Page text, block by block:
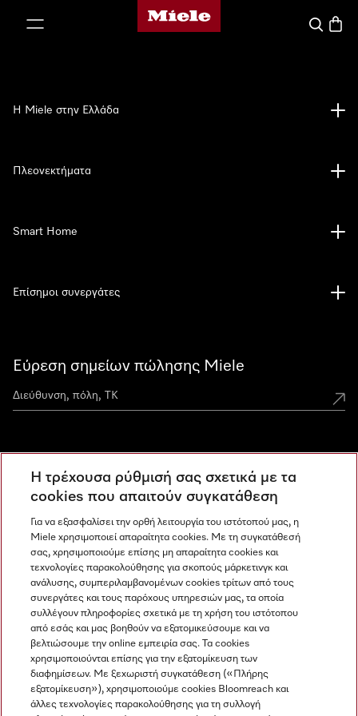
Αρχική σελίδα της Miele
Εύρεση σημείων πώλησης Miele
Ανακαλύψτε τα Miele Experience Center
Newsletter
Η Miele στην Ελλάδα
Πλεονεκτήματα
Smart Home
Επίσημοι συνεργάτες
Miele στο Instagram
Miele στο Facebook
Miele στο Youtube
Η τρέχουσα ρύθμισή σας σχετικά με τα
cookies που απαιτούν συγκατάθεση
Για να εξασφαλίσει την ορθή λειτουργία του ιστότοπού μας, η
Miele χρησιμοποιεί απαραίτητα cookies. Με τη συγκατάθεσή
σας, χρησιμοποιούμε επίσης μη απαραίτητα cookies και
τεχνολογίες παρακολούθησης για σκοπούς μάρκετινγκ και
ανάλυσης, συμπεριλαμβανομένων cookies τρίτων από τους
συνεργάτες και τους παρόχους υπηρεσιών μας, τα οποία
συλλέγουν πληροφορίες σχετικά με τη χρήση του ιστότοπου
από εσάς και μας βοηθούν να εξατομικεύσουμε και να
βελτιώσουμε την online εμπειρία σας. Τα cookies
χρησιμοποιούνται επίσης για την εξατομίκευση των
διαφημίσεων. Με ξεχωριστή συγκατάθεση («Πλήρης
εξατομίκευση»), χρησιμοποιούμε cookies Bloomreach και
άλλες τεχνολογίες παρακολούθησης για τη συλλογή